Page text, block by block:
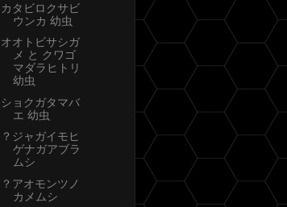
カタビロクサビ
ウンカ 幼虫
オオトビサシガ
メ と クワゴ
マダラヒトリ
幼虫
ショクガタマバ
エ 幼虫
？ジャガイモヒ
ゲナガアブラ
ムシ
？アオモンツノ
カメムシ